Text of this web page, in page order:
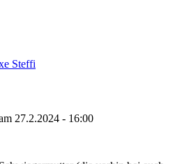
27.2.2024 - 16:00